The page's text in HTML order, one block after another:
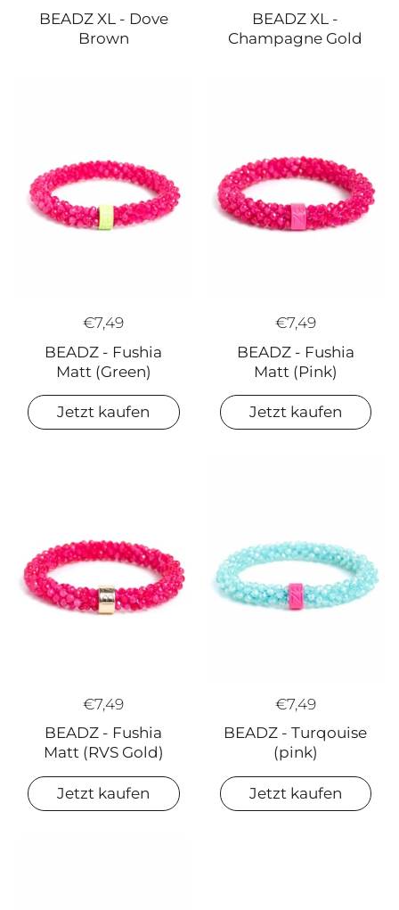
BEADZ XL - Dove
Brown
BEADZ XL -
Champagne Gold
€7,49
BEADZ - Fushia
Matt (Green)
Jetzt kaufen
€7,49
BEADZ - Fushia
Matt (Pink)
Jetzt kaufen
€7,49
BEADZ - Fushia
Matt (RVS Gold)
Jetzt kaufen
€7,49
BEADZ - Turqouise
(pink)
Jetzt kaufen